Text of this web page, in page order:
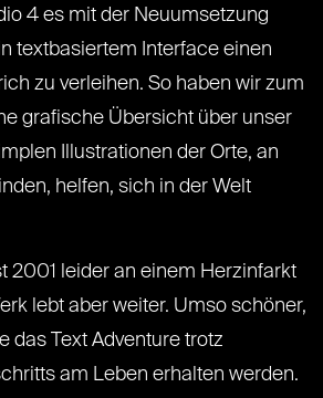
4 es mit der Neuumsetzung
textbasiertem Interface einen
zu verleihen. So haben wir zum
grafische Übersicht über unser
Illustrationen der Orte, an
helfen, sich in der Welt
2001 leider an einem Herzinfarkt
lebt aber weiter. Umso schöner,
das Text Adventure trotz
am Leben erhalten werden.